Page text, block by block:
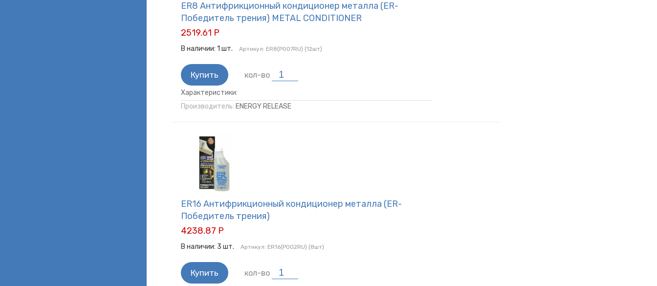
ER8 Антифрикционный кондиционер металла (ER-
Победитель трения) METAL CONDITIONER
2519.61 Р
В наличии: 1 шт. Артикул: ER8(P007RU) (12шт)
Купить кол-во
Характеристики:
Производитель: ENERGY RELEASE
ER16 Антифрикционный кондиционер металла (ER-
Победитель трения)
4238.87 Р
В наличии: 3 шт. Артикул: ER16(P002RU) (8шт)
Купить кол-во